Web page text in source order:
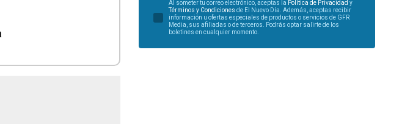
Al someter tu correo electrónico, aceptas la Política de Privacidad y
Términos y Condiciones de El Nuevo Día. Además, aceptas recibir
información u ofertas especiales de productos o servicios de GFR
Media, sus afiliadas o de terceros. Podrás optar salirte de los
boletines en cualquier momento.